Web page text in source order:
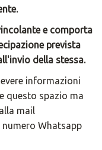
e comporta
prevista
della stessa.
informazioni
questo spazio ma
mail
Whatsapp